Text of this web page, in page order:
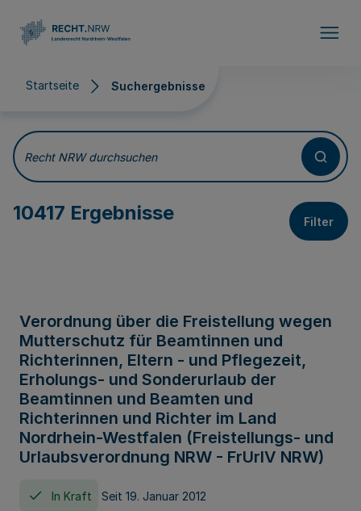
Startseite Suchergebnisse
Suchergebnisse
Recht NRW durchsuchen
10417 Ergebnisse Filter
Verordnung über die Freistellung wegen
Mutterschutz für Beamtinnen und
Richterinnen, Eltern - und Pflegezeit,
Erholungs- und Sonderurlaub der
Beamtinnen und Beamten und
Richterinnen und Richter im Land
Nordrhein-Westfalen (Freistellungs- und
Urlaubsverordnung NRW - FrUrlV NRW)
In Kraft Seit 19. Januar 2012